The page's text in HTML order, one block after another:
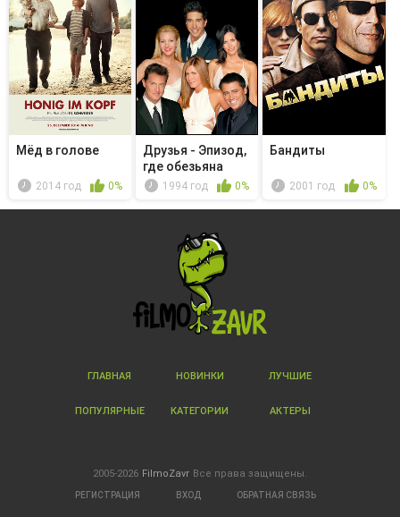
Мёд в голове
2014 год 0%
Друзья - Эпизод,
где обезьяна
сбегает
1994 год 0%
Бандиты
2001 год 0%
ГЛАВНАЯ НОВИНКИ ЛУЧШИЕ
ПОПУЛЯРНЫЕ КАТЕГОРИИ АКТЕРЫ
2005-2026 FilmoZavr Все права защищены.
РЕГИСТРАЦИЯ ВХОД ОБРАТНАЯ СВЯЗЬ